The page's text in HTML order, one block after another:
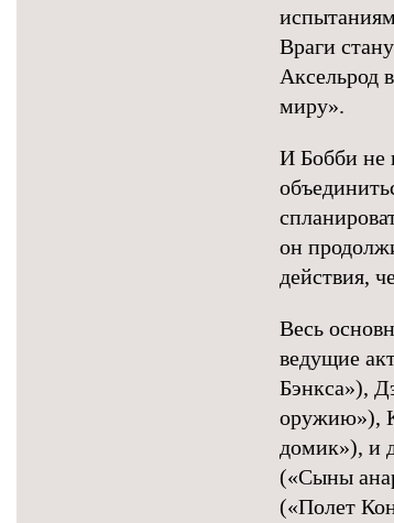
Враги
Аксельрод
миру».
И Бобби не
он
действия,
Весь
ведущие
Бэнкса»),
оружию»),
домик»), и
(«Сыны
(«Полет